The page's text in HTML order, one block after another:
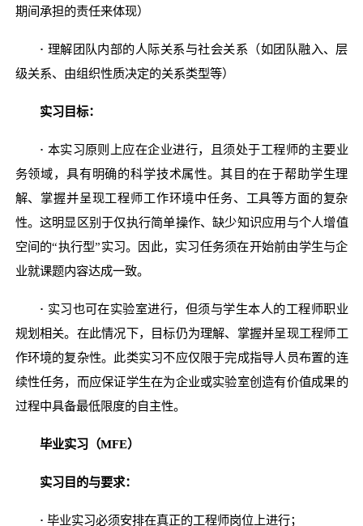
期间承担的责任来体现）
· 理解团队内部的人际关系与社会关系（如团队融入、层
级关系、由组织性质决定的关系类型等）
实习目标：
· 本实习原则上应在企业进行，且须处于工程师的主要业
务领域，具有明确的科学技术属性。其目的在于帮助学生理
解、掌握并呈现工程师工作环境中任务、工具等方面的复杂
性。这明显区别于仅执行简单操作、缺少知识应用与个人增值
空间的“执行型”实习。因此，实习任务须在开始前由学生与企
业就课题内容达成一致。
· 实习也可在实验室进行，但须与学生本人的工程师职业
规划相关。在此情况下，目标仍为理解、掌握并呈现工程师工
作环境的复杂性。此类实习不应仅限于完成指导人员布置的连
续性任务，而应保证学生在为企业或实验室创造有价值成果的
过程中具备最低限度的自主性。
毕业实习（MFE）
实习目的与要求：
· 毕业实习必须安排在真正的工程师岗位上进行；